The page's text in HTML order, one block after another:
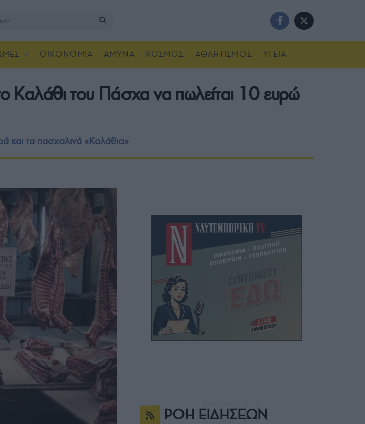
ΟΙΚΟΝΟΜΙΑ ΑΜΥΝΑ ΚΟΣΜΟΣ ΑΘΛΗΤΙΣΜΟΣ ΥΓΕΙΑ
Καλάθι του Πάσχα να πωλείται 10 ευρώ
και τα πασχαλινά «Καλάθια»
ΡΟΗ ΕΙΔΗΣΕΩΝ